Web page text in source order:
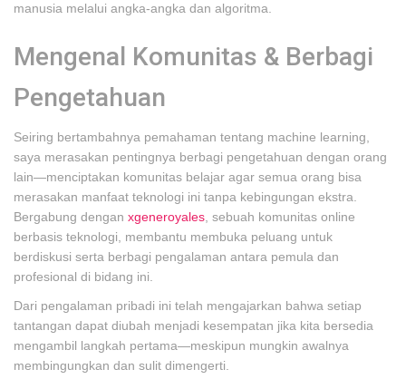
manusia melalui angka-angka dan algoritma.
Mengenal Komunitas & Berbagi
Pengetahuan
Seiring bertambahnya pemahaman tentang machine learning,
saya merasakan pentingnya berbagi pengetahuan dengan orang
lain—menciptakan komunitas belajar agar semua orang bisa
merasakan manfaat teknologi ini tanpa kebingungan ekstra.
Bergabung dengan xgeneroyales , sebuah komunitas online
berbasis teknologi, membantu membuka peluang untuk
berdiskusi serta berbagi pengalaman antara pemula dan
profesional di bidang ini.
Dari pengalaman pribadi ini telah mengajarkan bahwa setiap
tantangan dapat diubah menjadi kesempatan jika kita bersedia
mengambil langkah pertama—meskipun mungkin awalnya
membingungkan dan sulit dimengerti.